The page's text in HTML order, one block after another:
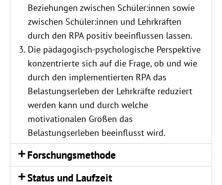
Beziehungen zwischen Schüler:innen sowie
zwischen Schüler:innen und Lehrkräften
durch den RPA positiv beeinflussen lassen.
Die pädagogisch-psychologische Perspektive
konzentrierte sich auf die Frage, ob und wie
durch den implementierten RPA das
Belastungserleben der Lehrkräfte reduziert
werden kann und durch welche
motivationalen Größen das
Belastungserleben beeinflusst wird.
Forschungsmethode
Status und Laufzeit